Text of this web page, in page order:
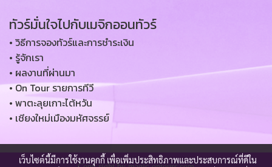
ทัวร์มั่นใจไปกับเมจิกออนทัวร์
• วิธีการจองทัวร์และการชำระเงิน
• รู้จักเรา
• ผลงานที่ผ่านมา
• On Tour รายการทีวี
• พาตะลุยเกาะไต้หวัน
• เชียงใหม่เมืองมหัศจรรย์
เว็บไซต์นี้มีการใช้งานคุกกี้ เพื่อเพิ่มประสิทธิภาพและประสบการณ์ที่ดีใน